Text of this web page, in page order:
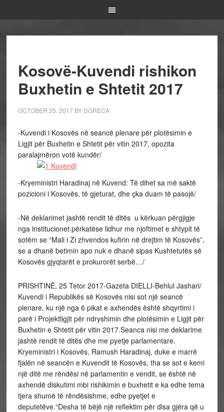
Kosovë-Kuvendi rishikon
Buxhetin e Shtetit 2017
OCTOBER 25, 2017BY DGRECA
-Kuvendi i Kosovës në seancë plenare për plotësimin e
Ligjit për Buxhetin e Shtetit për vitin 2017, opozita
paralajmëron votë kundër/
-Kryeministri Haradinaj në Kuvend: Të dihet sa më saktë
pozicioni i Kosovës, të gjeturat, dhe çka duam të pasojë/
-Në deklarimet jashtë rendit të ditës u kërkuan përgjigje
nga institucionet përkatëse lidhur me njoftimet e shtypit të
sotëm se “Mali i Zi zhvendos kufirin në drejtim të Kosovës”,
se a dhanë betimin apo nuk e dhanë sipas Kushtetutës së
Kosovës gjyqtarët e prokurorët serbë…/
PRISHTINË, 25 Tetor 2017-Gazeta DIELLI-Behlul Jashari/
Kuvendi i Republikës së Kosovës nisi sot një seancë
plenare, ku një nga 6 pikat e axhendës është shqyrtimi i
parë i Projektligjit për ndryshimin dhe plotësimin e Ligjit për
Buxhetin e Shtetit për vitin 2017.Seanca nisi me deklarime
jashtë rendit të ditës dhe me pyetje parlamentare.
Kryeministri i Kosovës, Ramush Haradinaj, duke e marrë
fjalën në seancën e Kuvendit të Kosovës, tha se sot e kemi
një ditë me rëndësi në parlamentin e vendit, se është në
axhendë diskutimi mbi rishikimin e buxhetit e ka edhe tema
tjera shumë të rëndësishme, edhe pyetjet e
deputetëve.“Desha të bëjë një reflektim për disa gjëra që u